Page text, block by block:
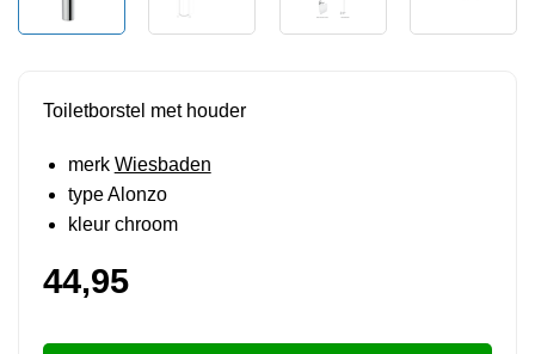
Toiletborstel met houder
merk Wiesbaden
type Alonzo
kleur chroom
44,95